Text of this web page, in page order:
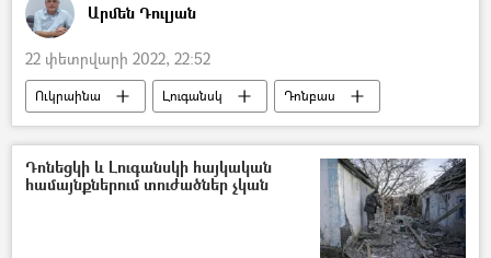
Արմեն Դուլյան
22 փետրվարի 2022, 22:52
Ուկրաինա Լուգանսկ
Դոնբաս
Հայաստան
Արցախ
Սահման
5 րոպե Դուլյանի հետ
Դոնեցկի և Լուգանսկի հայկական
համայնքներում տուժածներ չկան